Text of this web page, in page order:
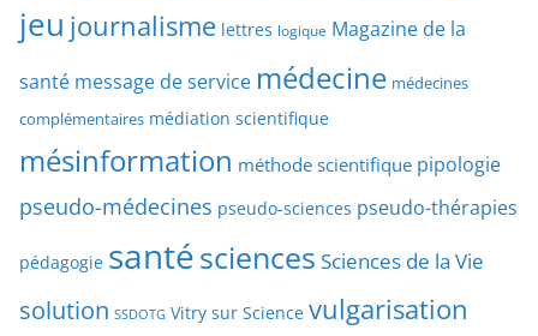
d
’
a
i
l
e
t
e
jeu journalisme lettres logique Magazine de la
santé message de service médecine médecines
complémentaires médiation scientifique
mésinformation méthode scientifique pipologie
pseudo-médecines pseudo-sciences pseudo-thérapies
pédagogie santésciences Sciences de la Vie
solution SSDOTG Vitry sur Science vulgarisation